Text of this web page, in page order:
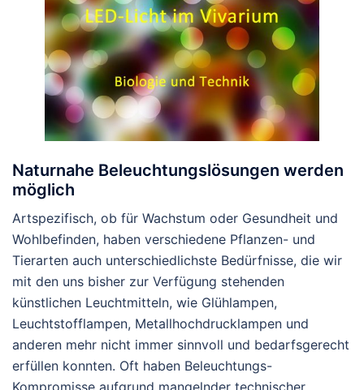
Naturnahe Beleuchtungslösungen werden
möglich
Artspezifisch, ob für Wachstum oder Gesundheit und
Wohlbefinden, haben verschiedene Pflanzen- und
Tierarten auch unterschiedlichste Bedürfnisse, die wir
mit den uns bisher zur Verfügung stehenden
künstlichen Leuchtmitteln, wie Glühlampen,
Leuchtstofflampen, Metallhochdrucklampen und
anderen mehr nicht immer sinnvoll und bedarfsgerecht
erfüllen konnten. Oft haben Beleuchtungs-